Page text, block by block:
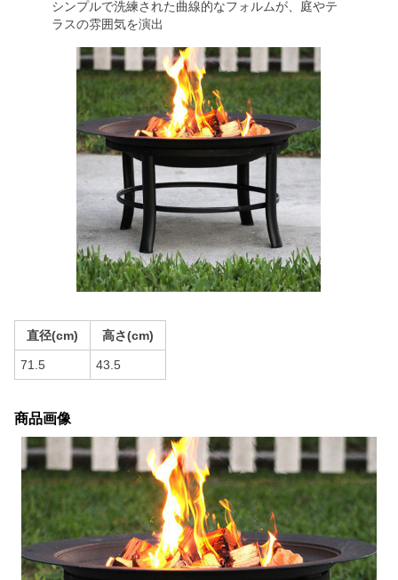
シンプルで洗練された曲線的なフォルムが、庭やテ
ラスの雰囲気を演出
直径(cm) 高さ(cm)
71.5 43.5
商品画像